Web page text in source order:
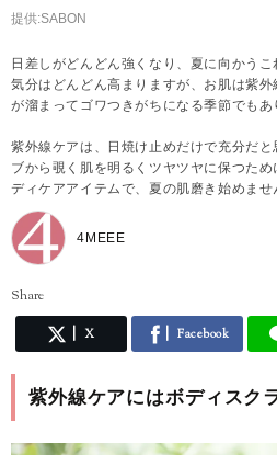
提供:SABON
日差しがどんどん強くなり、夏に向かうこ
気分はどんどん高まりますが、お肌は紫
が溜まってゴワつきがちになる季節でもあ
紫外線ケアは、日焼け止めだけで充分だ
ブから覗く肌を明るくツヤツヤに保つた
ディケアアイテムで、夏の肌磨き始めま
4MEEE
Share
X Facebook
紫外線ケアにはボディスク